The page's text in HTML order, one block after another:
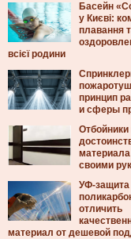
Басейн
у Києві:
плавання
всієї родини
принцип
и сферы
материала
своими
УФ-защита
отличить
материал от дешевой